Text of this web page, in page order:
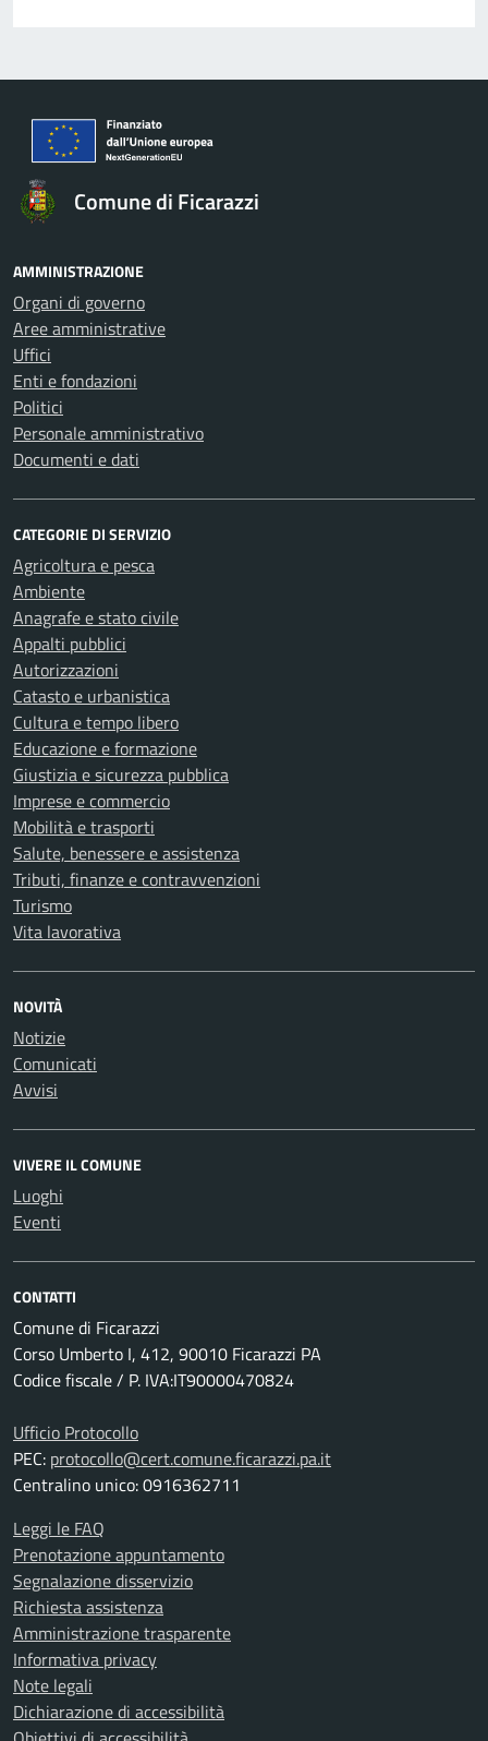
Comune di Ficarazzi
AMMINISTRAZIONE
Organi di governo
Aree amministrative
Uffici
Enti e fondazioni
Politici
Personale amministrativo
Documenti e dati
CATEGORIE DI SERVIZIO
Agricoltura e pesca
Ambiente
Anagrafe e stato civile
Appalti pubblici
Autorizzazioni
Catasto e urbanistica
Cultura e tempo libero
Educazione e formazione
Giustizia e sicurezza pubblica
Imprese e commercio
Mobilità e trasporti
Salute, benessere e assistenza
Tributi, finanze e contravvenzioni
Turismo
Vita lavorativa
NOVITÀ
Notizie
Comunicati
Avvisi
VIVERE IL COMUNE
Luoghi
Eventi
CONTATTI
Comune di Ficarazzi
Corso Umberto I, 412, 90010 Ficarazzi PA
Codice fiscale / P. IVA:IT90000470824
Ufficio Protocollo
PEC: protocollo@cert.comune.ficarazzi.pa.it
Centralino unico: 0916362711
Leggi le FAQ
Prenotazione appuntamento
Segnalazione disservizio
Richiesta assistenza
Amministrazione trasparente
Informativa privacy
Note legali
Dichiarazione di accessibilità